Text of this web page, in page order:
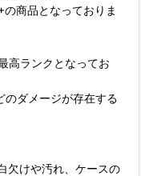
商品となっておりま
高ランクとなってお
のダメージが存在する
欠けや汚れ、ケースの